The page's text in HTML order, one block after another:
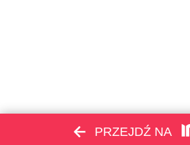
PRZEJDŹ NA